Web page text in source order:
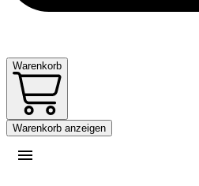
Warenkorb
Warenkorb anzeigen